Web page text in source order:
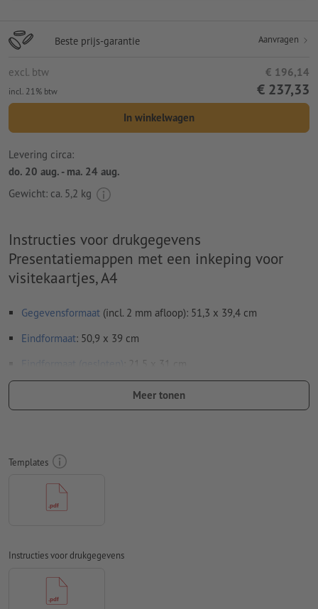
Beste prijs-garantie Aanvragen
excl. btw € 196,14
incl. 21% btw € 237,33
In winkelwagen
Levering circa:
do. 20 aug. - ma. 24 aug.
Gewicht: ca. 5,2 kg
Instructies voor drukgegevens
Presentatiemappen met een inkeping voor
visitekaartjes, A4
Gegevensformaat (incl. 2 mm afloop): 51,3 x 39,4 cm
Eindformaat: 50,9 x 39 cm
Eindformaat (gesloten)
: 21,5 x 31 cm
Bijzonderheden bij het opmaken van een bestand:
Verwijder de stanscontour uit de downloadsjabloon voordat
Geef de positie van de stansvorm aan de hand van een
tweede bestand aan (bestand ter aanzicht).
gedeeltelijke veredelingen
een apart kleurveld met de vereiste naam in het opgemaakte
Resolutie:300 dpi
Rondom 2 mm
ten minste 4 mm afstand ten opzichte van het eindformaat
Meer tonen
Templates
Instructies voor drukgegevens